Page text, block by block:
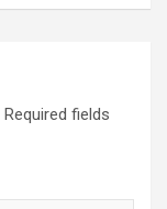
Required fields